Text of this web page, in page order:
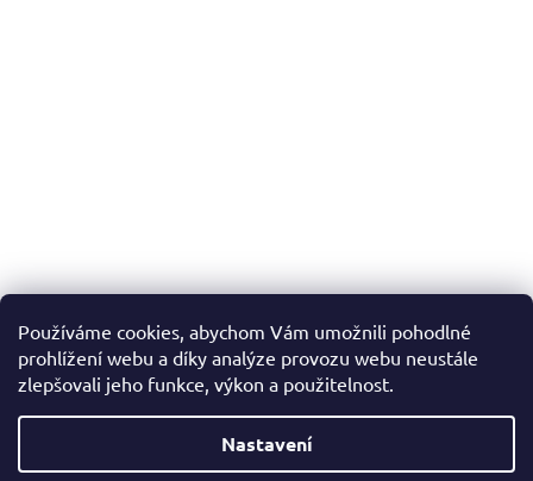
Používáme cookies, abychom Vám umožnili pohodlné
prohlížení webu a díky analýze provozu webu neustále
zlepšovali jeho funkce, výkon a použitelnost.
Nastavení
Vytvořil Shoptet